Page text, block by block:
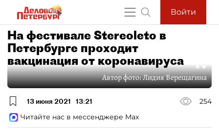
Войти
На фестивале Stereoleto в
Петербурге проходит
вакцинация от коронавируса
Автор фото:Лидия Верещагина
13 июня 2021 13:21
254
Читайте нас в мессенджере Max